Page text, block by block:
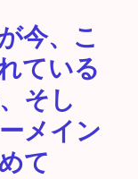
今、こ
ている
そし
メイン
て